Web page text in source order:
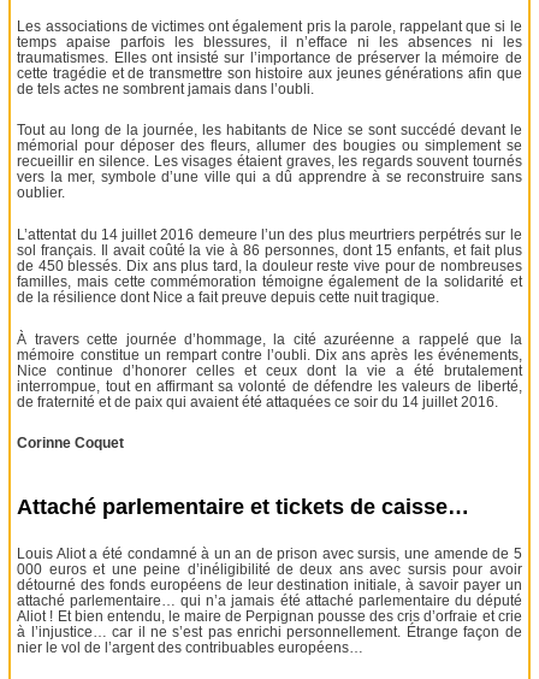
Les associations de victimes ont également pris la parole, rappelant que si le
temps apaise parfois les blessures, il n’efface ni les absences ni les
traumatismes. Elles ont insisté sur l’importance de préserver la mémoire de
cette tragédie et de transmettre son histoire aux jeunes générations afin que
de tels actes ne sombrent jamais dans l’oubli.
Tout au long de la journée, les habitants de Nice se sont succédé devant le
mémorial pour déposer des fleurs, allumer des bougies ou simplement se
recueillir en silence. Les visages étaient graves, les regards souvent tournés
vers la mer, symbole d’une ville qui a dû apprendre à se reconstruire sans
oublier.
L’attentat du 14 juillet 2016 demeure l’un des plus meurtriers perpétrés sur le
sol français. Il avait coûté la vie à 86 personnes, dont 15 enfants, et fait plus
de 450 blessés. Dix ans plus tard, la douleur reste vive pour de nombreuses
familles, mais cette commémoration témoigne également de la solidarité et
de la résilience dont Nice a fait preuve depuis cette nuit tragique.
À travers cette journée d’hommage, la cité azuréenne a rappelé que la
mémoire constitue un rempart contre l’oubli. Dix ans après les événements,
Nice continue d’honorer celles et ceux dont la vie a été brutalement
interrompue, tout en affirmant sa volonté de défendre les valeurs de liberté,
de fraternité et de paix qui avaient été attaquées ce soir du 14 juillet 2016.
Corinne Coquet
Attaché parlementaire et tickets de caisse…
Louis Aliot a été condamné à un an de prison avec sursis, une amende de 5
000 euros et une peine d’inéligibilité de deux ans avec sursis pour avoir
détourné des fonds européens de leur destination initiale, à savoir payer un
attaché parlementaire… qui n’a jamais été attaché parlementaire du député
Aliot ! Et bien entendu, le maire de Perpignan pousse des cris d’orfraie et crie
à l’injustice… car il ne s’est pas enrichi personnellement. Étrange façon de
nier le vol de l’argent des contribuables européens…